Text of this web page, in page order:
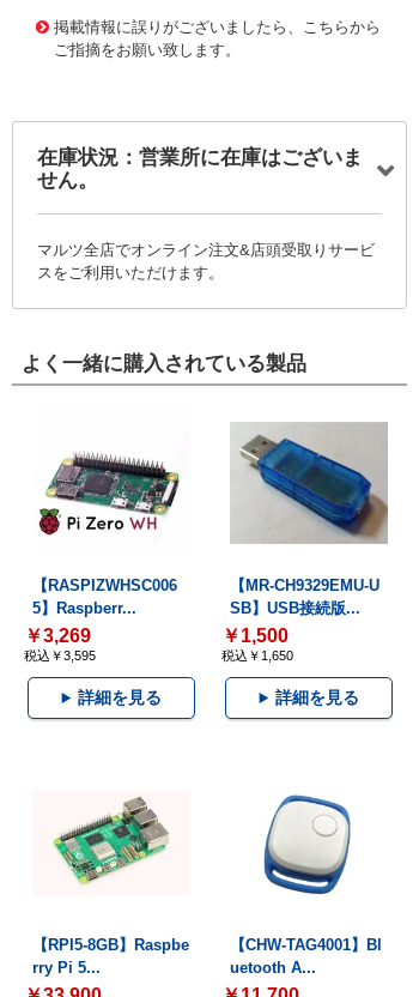
掲載情報に誤りがございましたら、こちらから
ご指摘をお願い致します。
在庫状況：営業所に在庫はございま
せん。
マルツ全店でオンライン注文&店頭受取りサービ
スをご利用いただけます。
よく一緒に購入されている製品
【RASPIZWHSC006
5】Raspberr...
￥3,269
税込￥3,595
詳細を見る
【MR-CH9329EMU-U
SB】USB接続版...
￥1,500
税込￥1,650
詳細を見る
【RPI5-8GB】Raspbe
rry Pi 5...
【CHW-TAG4001】Bl
uetooth A...